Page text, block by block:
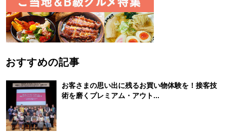
おすすめの記事
お客さまの思い出に残るお買い物体験を！接客技
術を磨くプレミアム・アウト...